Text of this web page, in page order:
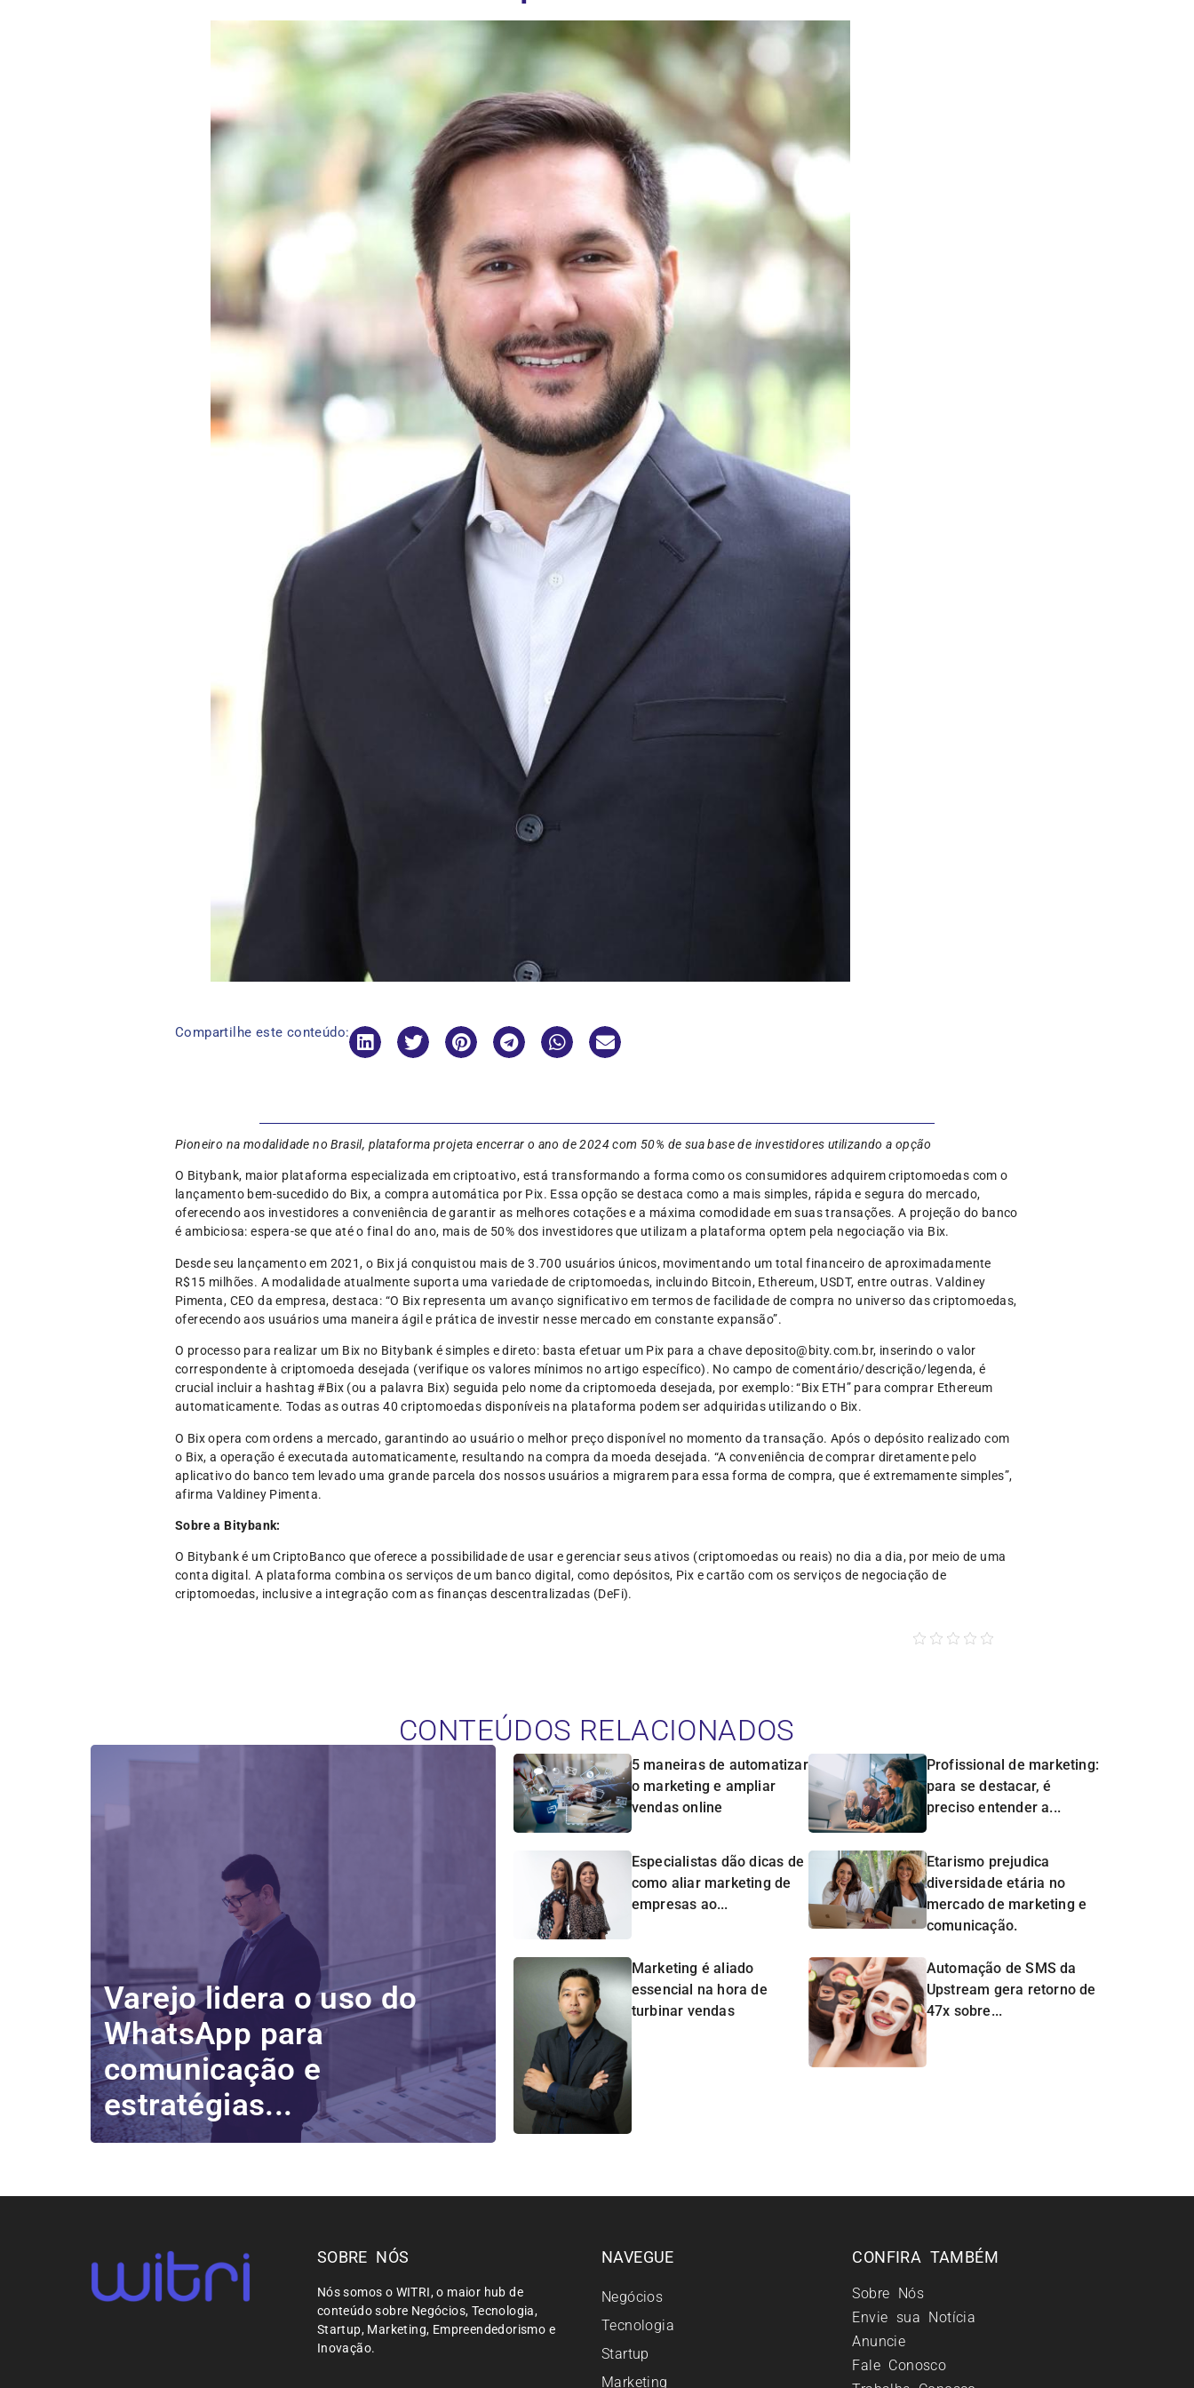
Compartilhe este conteúdo:
Pioneiro na modalidade no Brasil, plataforma projeta encerrar o ano de 2024 com 50% de sua base de investidores utilizando a opção
O Bitybank, maior plataforma especializada em criptoativo, está transformando a forma como os consumidores adquirem criptomoedas com o
lançamento bem-sucedido do Bix, a compra automática por Pix. Essa opção se destaca como a mais simples, rápida e segura do mercado,
oferecendo aos investidores a conveniência de garantir as melhores cotações e a máxima comodidade em suas transações. A projeção do banco
é ambiciosa: espera-se que até o final do ano, mais de 50% dos investidores que utilizam a plataforma optem pela negociação via Bix.
Desde seu lançamento em 2021, o Bix já conquistou mais de 3.700 usuários únicos, movimentando um total financeiro de aproximadamente
R$15 milhões. A modalidade atualmente suporta uma variedade de criptomoedas, incluindo Bitcoin, Ethereum, USDT, entre outras. Valdiney
Pimenta, CEO da empresa, destaca: “O Bix representa um avanço significativo em termos de facilidade de compra no universo das criptomoedas,
oferecendo aos usuários uma maneira ágil e prática de investir nesse mercado em constante expansão”.
O processo para realizar um Bix no Bitybank é simples e direto: basta efetuar um Pix para a chave deposito@bity.com.br, inserindo o valor
correspondente à criptomoeda desejada (verifique os valores mínimos no artigo específico). No campo de comentário/descrição/legenda, é
crucial incluir a hashtag #Bix (ou a palavra Bix) seguida pelo nome da criptomoeda desejada, por exemplo: “Bix ETH” para comprar Ethereum
automaticamente. Todas as outras 40 criptomoedas disponíveis na plataforma podem ser adquiridas utilizando o Bix.
O Bix opera com ordens a mercado, garantindo ao usuário o melhor preço disponível no momento da transação. Após o depósito realizado com
o Bix, a operação é executada automaticamente, resultando na compra da moeda desejada. “A conveniência de comprar diretamente pelo
aplicativo do banco tem levado uma grande parcela dos nossos usuários a migrarem para essa forma de compra, que é extremamente simples”,
afirma Valdiney Pimenta.
Sobre a Bitybank:
O Bitybank é um CriptoBanco que oferece a possibilidade de usar e gerenciar seus ativos (criptomoedas ou reais) no dia a dia, por meio de uma
conta digital. A plataforma combina os serviços de um banco digital, como depósitos, Pix e cartão com os serviços de negociação de
criptomoedas, inclusive a integração com as finanças descentralizadas (DeFi).
CONTEÚDOS RELACIONADOS
Varejo lidera o uso do
WhatsApp para
comunicação e
estratégias...
5 maneiras de automatizar
o marketing e ampliar
vendas online
Profissional de marketing:
para se destacar, é
preciso entender a...
Especialistas dão dicas de
como aliar marketing de
empresas ao...
Etarismo prejudica
diversidade etária no
mercado de marketing e
comunicação.
Marketing é aliado
essencial na hora de
turbinar vendas
Automação de SMS da
Upstream gera retorno de
47x sobre...
SOBRE NÓS
Nós somos o WITRI, o maior hub de
conteúdo sobre Negócios, Tecnologia,
Startup, Marketing, Empreendedorismo e
Inovação.
NAVEGUE
Negócios
Tecnologia
Startup
Marketing
CONFIRA TAMBÉM
Sobre Nós
Envie sua Notícia
Anuncie
Fale Conosco